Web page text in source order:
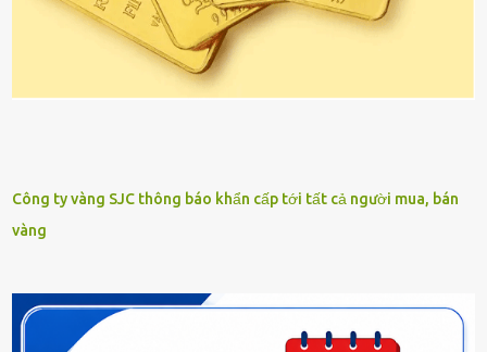
Công ty vàng SJC thông báo khẩn cấp tới tất cả người mua, bán
vàng